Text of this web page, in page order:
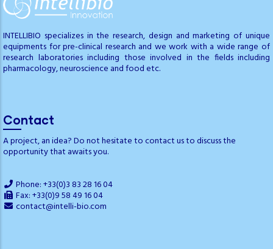
INTELLIBIO specializes in the research, design and marketing of unique
equipments for pre-clinical research and we work with a wide range of
research laboratories including those involved in the fields including
pharmacology, neuroscience and food etc.
Contact
A project, an idea? Do not hesitate to contact us to discuss the
opportunity that awaits you.
Phone: +33(0)3 83 28 16 04
Fax: +33(0)9 58 49 16 04
contact@intelli-bio.com